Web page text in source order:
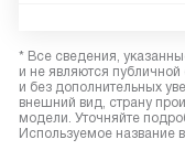
* Все сведения,
и не являются
и без дополнительных
внешний вид, страну
модели. Уточняйте
Используемое название